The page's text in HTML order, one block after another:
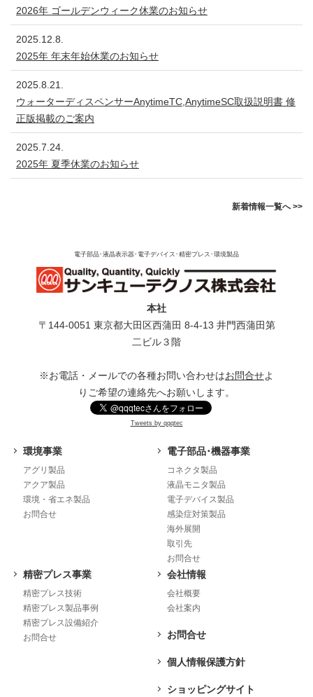
2026年 ゴールデンウィーク休業のお知らせ
2025.12.8.
2025年 年末年始休業のお知らせ
2025.8.21.
ウォーターディスペンサーAnytimeTC,AnytimeSC取扱説明書 修
正版掲載のご案内
2025.7.24.
2025年 夏季休業のお知らせ
新着情報一覧へ >>
電子部品･液晶表示器･電子デバイス･精密プレス･環境製品
本社
〒144-0051 東京都⼤⽥区⻄蒲⽥ 8-4-13 井⾨⻄蒲⽥第
⼆ビル３階
※お電話・メールでの各種お問い合わせはお問合せよ
りご希望の連絡先へお願いします。
Tweets by qqqtec
環境事業
アグリ製品
アクア製品
環境・省エネ製品
お問合せ
電子部品･機器事業
コネクタ製品
液晶モニタ製品
電子デバイス製品
感染症対策製品
海外展開
取引先
お問合せ
精密プレス事業
精密プレス技術
精密プレス製品事例
精密プレス設備紹介
お問合せ
会社情報
会社概要
会社案内
お問合せ
個人情報保護方針
ショッピングサイト